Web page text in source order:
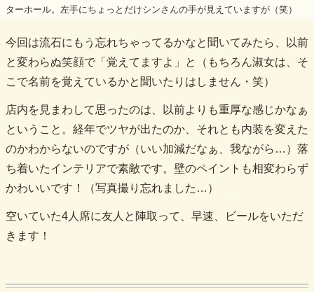
ターホール。左手にちょっとだけシンさんの手が見えていますが（笑）
今回は流石にもう忘れちゃってるかなと聞いてみたら、以前
と変わらぬ笑顔で「覚えてますよ」と（もちろん淑女は、そ
こで名前を覚えているかと聞いたりはしません・笑）
店内を見まわして思ったのは、以前よりも重厚な感じかなぁ
ということ。経年でツヤが出たのか、それとも内装を変えた
のかわからないのですが（いい加減だなぁ、我ながら…）落
ち着いたインテリアで素敵です。壁のペイントも相変わらず
かわいいです！（写真撮り忘れました…）
空いていた4人席に友人と陣取って、早速、ビールをいただ
きます！